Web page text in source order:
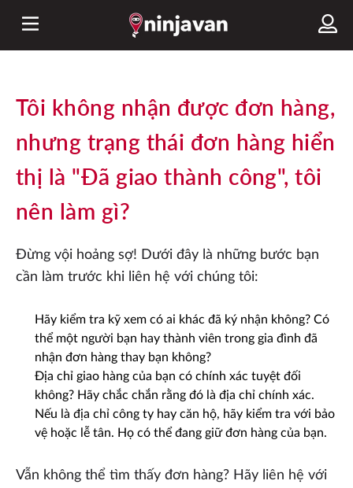
Tôi không nhận được đơn hàng,
nhưng trạng thái đơn hàng hiển
thị là "Đã giao thành công", tôi
nên làm gì?
Đừng vội hoảng sợ! Dưới đây là những bước bạn
cần làm trước khi liên hệ với chúng tôi:
Hãy kiểm tra kỹ xem có ai khác đã ký nhận không? Có
thể một người bạn hay thành viên trong gia đình đã
nhận đơn hàng thay bạn không?
Địa chỉ giao hàng của bạn có chính xác tuyệt đối
không? Hãy chắc chắn rằng đó là địa chỉ chính xác.
Nếu là địa chỉ công ty hay căn hộ, hãy kiểm tra với bảo
vệ hoặc lễ tân. Họ có thể đang giữ đơn hàng của bạn.
Vẫn không thể tìm thấy đơn hàng? Hãy liên hệ với